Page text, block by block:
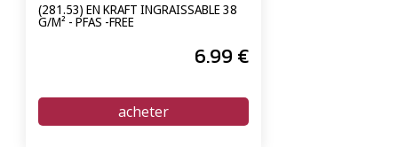
(281.53) EN KRAFT INGRAISSABLE 38
G/M² - PFAS -FREE
6.99 €